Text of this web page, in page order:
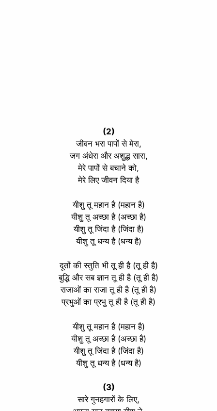
(2)
जीवन भरा पापों से मेरा,
जग अंधेरा और अशुद्ध सारा,
मेरे पापों से बचाने को,
मेरे लिए जीवन दिया है
यीशु तू महान है (महान है)
यीशु तू अच्छा है (अच्छा है)
यीशु तू जिंदा है (जिंदा है)
यीशु तू धन्य है (धन्य है)
दूतों की स्तुति भी तू ही है (तू ही है)
बुद्धि और सब ज्ञान तू ही है (तू ही है)
राजाओं का राजा तू ही है (तू ही है)
प्रभुओं का प्रभु तू ही है (तू ही है)
यीशु तू महान है (महान है)
यीशु तू अच्छा है (अच्छा है)
यीशु तू जिंदा है (जिंदा है)
यीशु तू धन्य है (धन्य है)
(3)
सारे गुनहगारों के लिए,